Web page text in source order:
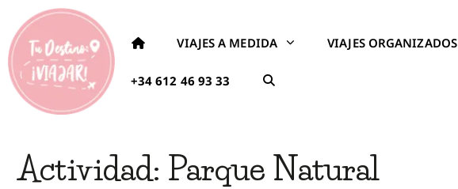
VIAJES A MEDIDA VIAJES ORGANIZADOS
+34 612 46 93 33
Actividad: Parque Natural